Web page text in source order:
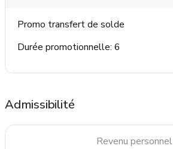
Promo transfert de solde
Durée promotionnelle: 6
Admissibilité
Revenu personnel